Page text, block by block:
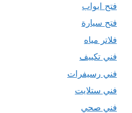
فتح ابواب
فتح سيارة
فلاتر مياه
فني تكييف
فني رسيفرات
فني ستلايت
فني صحي